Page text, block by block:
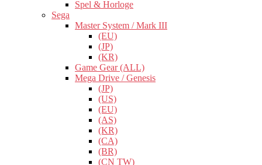
Spel & Horloge
Sega
Master System / Mark III
(EU)
(JP)
(KR)
Game Gear (ALL)
Mega Drive / Genesis
(JP)
(US)
(EU)
(AS)
(KR)
(CA)
(BR)
(CN TW)